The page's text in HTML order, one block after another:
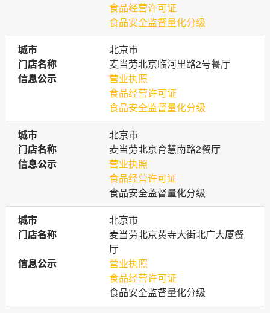
食品经营许可证
食品安全监督量化分级
城市
城市
北京市
门店名称
门店名称
麦当劳北京临河里路2号餐厅
信息公示
信息公示
营业执照
食品经营许可证
食品安全监督量化分级
城市
城市
北京市
门店名称
门店名称
麦当劳北京育慧南路2餐厅
信息公示
信息公示
营业执照
食品经营许可证
食品安全监督量化分级
城市
城市
北京市
门店名称
门店名称
麦当劳北京黄寺大街北广大厦餐
厅
信息公示
信息公示
营业执照
食品经营许可证
食品安全监督量化分级